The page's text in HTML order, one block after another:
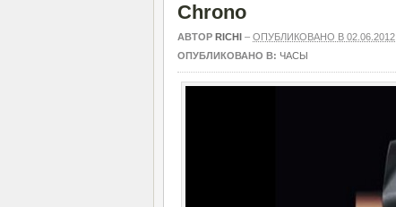
Chrono
АВТОР RICHI – ОПУБЛИКОВАНО В 02.06.2012
ОПУБЛИКОВАНО В: ЧАСЫ